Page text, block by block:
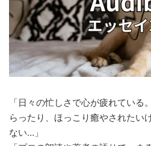
「日々の忙しさで心が疲れている
らったり、ほっこり癒やされたい
ない…」